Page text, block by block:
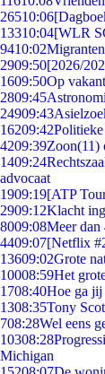
26510:06
13310:04[WLR
9410:02
2909:50[2026/
1609:50Op
2809:45
24909:43
16209:42Politieke
4209:39Zoon(11)
1409:24
advocaat
1909:19[ATP
2909:12Klacht
8009:08Meer dan
4409:07[Netflix
13609:02Grote
10008:59Het
1708:40Hoe ga jij
1308:35Tony
708:28Wel eens
10308:28
Michigan